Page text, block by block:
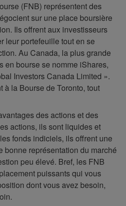
(FNB) représentent des
sur une place boursière
Ils offrent aux investisseurs
leur portefeuille tout en se
Au Canada, la plus grande
en bourse se nomme iShares,
Investors Canada Limited ».
à la Bourse de Toronto, tout
des actions et des
actions, ils sont liquides et
fonds indiciels, ils offrent une
bonne représentation du marché
peu élevé. Bref, les FNB
puissants qui vous
dont vous avez besoin,